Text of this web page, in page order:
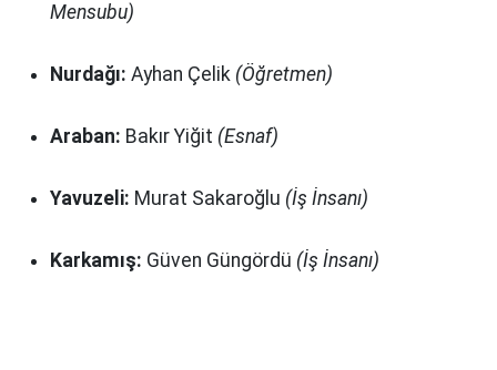
Mensubu)
Nurdağı: Ayhan Çelik (Öğretmen)
Araban: Bakır Yiğit (Esnaf)
Yavuzeli: Murat Sakaroğlu (İş İnsanı)
Karkamış: Güven Güngördü (İş İnsanı)